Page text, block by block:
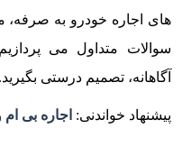
های اجاره خودرو به صرفه،
سوالات متداول می
آگاهانه، تصمیم درستی بگیرید.
پیشنهاد خواندنی: اجاره بی ام و